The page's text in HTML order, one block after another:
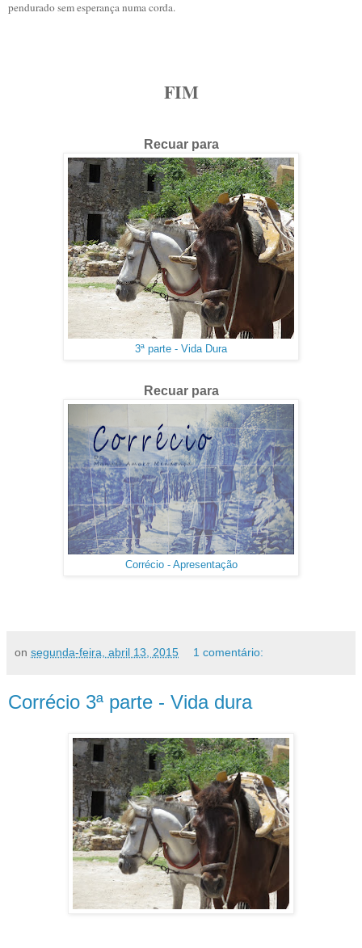
pendurado sem esperança numa corda.
FIM
Recuar para
3ª parte - Vida Dura
Recuar para
Corrécio - Apresentação
on segunda-feira, abril 13, 2015 1 comentário:
Corrécio 3ª parte - Vida dura